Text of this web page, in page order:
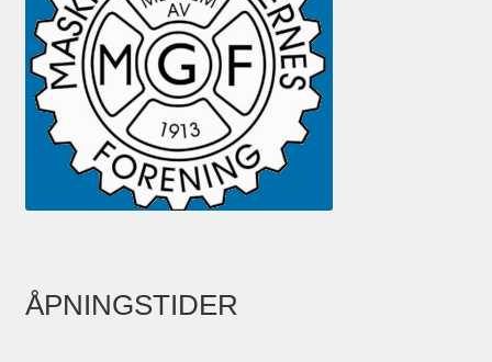
ÅPNINGSTIDER